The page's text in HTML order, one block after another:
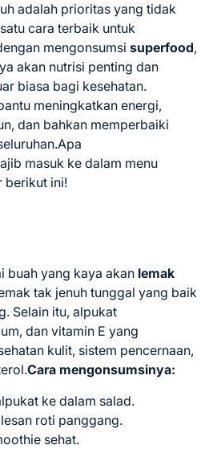
adalah prioritas yang tidak
cara terbaik untuk
mengonsumsi superfood,
akan nutrisi penting dan
biasa bagi kesehatan.
meningkatkan energi,
dan bahkan memperbaiki
Apa
masuk ke dalam menu
berikut ini!
buah yang kaya akan lemak
tak jenuh tunggal yang baik
Selain itu, alpukat
dan vitamin E yang
kulit, sistem pencernaan,
Cara mengonsumsinya:
ke dalam salad.
roti panggang.
sehat.